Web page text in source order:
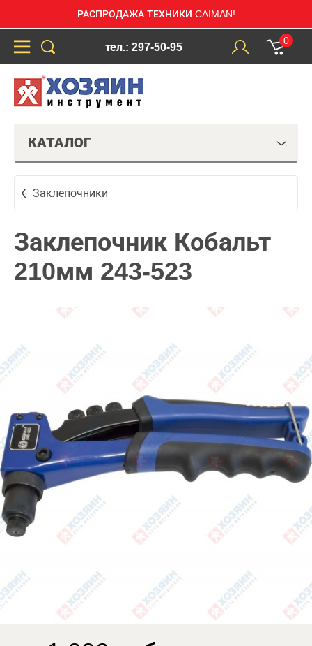
РАСПРОДАЖА ТЕХНИКИ CAIMAN!
тел.: 297-50-95
0
КАТАЛОГ
Заклепочники
Заклепочник Кобальт
210мм 243-523